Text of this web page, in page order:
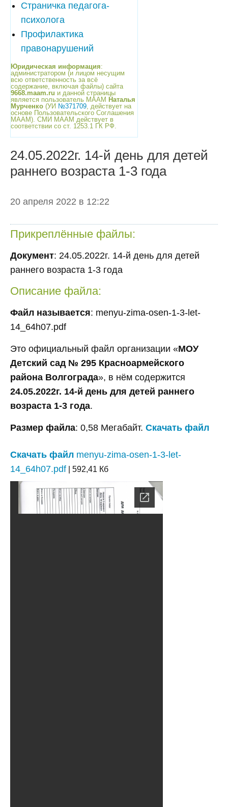
Страничка педагога-
психолога
Профилактика
правонарушений
Юридическая информация:
администратором (и лицом несущим
всю ответственность за всё
содержание, включая файлы) сайта
9668.maam.ru и данной страницы
является пользователь МААМ Наталья
Мурченко (УИ №371709, действует на
основе Пользовательского Соглашения
МААМ). СМИ МААМ действует в
соответствии со ст. 1253.1 ГК РФ.
24.05.2022г. 14-й день для детей
раннего возраста 1-3 года
20 апреля 2022 в 12:22
Прикреплённые файлы:
Документ: 24.05.2022г. 14-й день для детей
раннего возраста 1-3 года
Описание файла:
Файл называется: menyu-zima-osen-1-3-let-
14_64h07.pdf
Это официальный файл организации «МОУ
Детский сад № 295 Красноармейского
района Волгограда», в нём содержится
24.05.2022г. 14-й день для детей раннего
возраста 1-3 года.
Размер файла: 0,58 Мегабайт. Скачать файл
Скачать файл menyu-zima-osen-1-3-let-
14_64h07.pdf | 592,41 Кб